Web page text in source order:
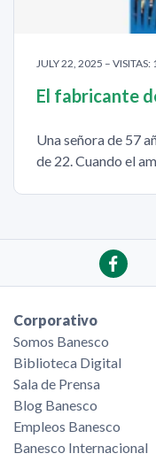
JULY 22, 2025 –
El fabricante
Una señora de 57
de 22. Cuando el
Corporativo
Somos Banesco
Biblioteca Digital
Sala de Prensa
Blog Banesco
Empleos Banesco
Banesco Internacional